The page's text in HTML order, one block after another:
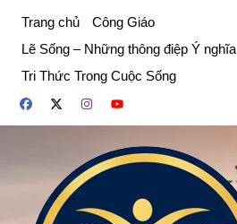
phần
dung
Trang chủ
Công Giáo
Lẽ Sống – Những thông điệp Ý nghĩa
Tri Thức Trong Cuộc Sống